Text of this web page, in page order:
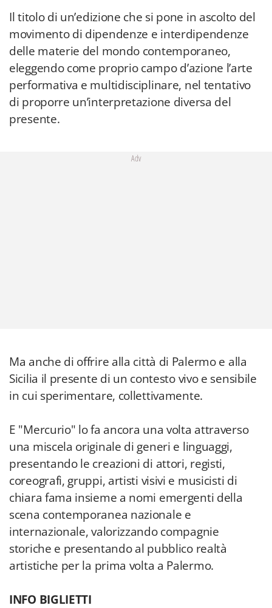
Il titolo di un’edizione che si pone in ascolto del
movimento di dipendenze e interdipendenze
delle materie del mondo contemporaneo,
eleggendo come proprio campo d’azione l’arte
performativa e multidisciplinare, nel tentativo
di proporre un’interpretazione diversa del
presente.
Adv
Ma anche di offrire alla città di Palermo e alla
Sicilia il presente di un contesto vivo e sensibile
in cui sperimentare, collettivamente.
E "Mercurio" lo fa ancora una volta attraverso
una miscela originale di generi e linguaggi,
presentando le creazioni di attori, registi,
coreografi, gruppi, artisti visivi e musicisti di
chiara fama insieme a nomi emergenti della
scena contemporanea nazionale e
internazionale, valorizzando compagnie
storiche e presentando al pubblico realtà
artistiche per la prima volta a Palermo.
INFO BIGLIETTI